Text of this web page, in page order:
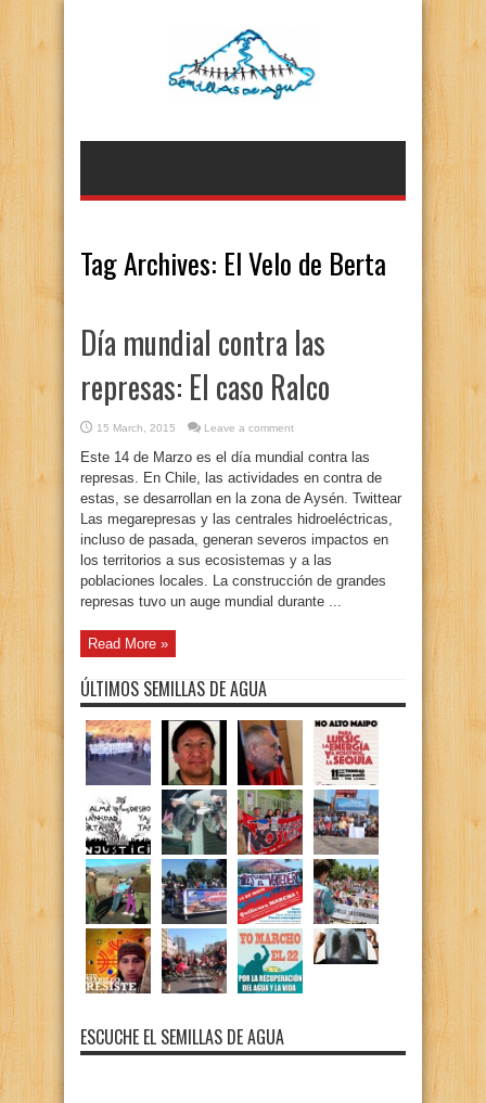
Tag Archives: El Velo de Berta
Día mundial contra las
represas: El caso Ralco
15 March, 2015 Leave a comment
Este 14 de Marzo es el día mundial contra las
represas. En Chile, las actividades en contra de
estas, se desarrollan en la zona de Aysén. Twittear
Las megarepresas y las centrales hidroeléctricas,
incluso de pasada, generan severos impactos en
los territorios a sus ecosistemas y a las
poblaciones locales. La construcción de grandes
represas tuvo un auge mundial durante ...
Read More »
ÚLTIMOS SEMILLAS DE AGUA
ESCUCHE EL SEMILLAS DE AGUA